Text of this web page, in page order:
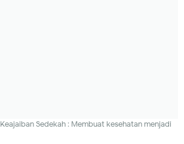
Keajaiban Sedekah : Membuat kesehatan menjadi